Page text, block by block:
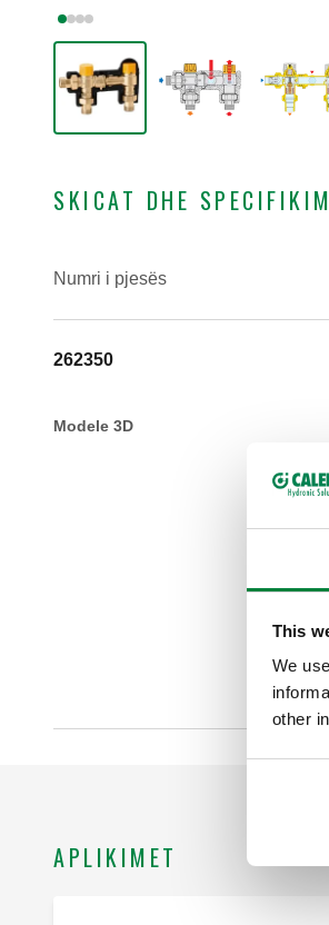
This
We
other
SKICAT DHE
Numri i pjesës
262350
Modele 3D
APLIKIMET